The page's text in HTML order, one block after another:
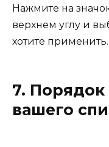
Нажмите на
верхнем углу и
хотите применить.
7. Порядок
вашего